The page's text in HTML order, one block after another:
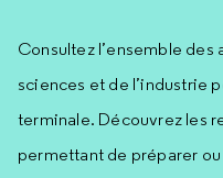
Consultez l’ensemble
sciences et de l’industrie
terminale. Découvrez les
permettant de préparer